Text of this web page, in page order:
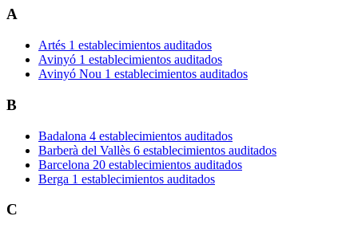
A
Artés 1 establecimientos auditados
Avinyó 1 establecimientos auditados
Avinyó Nou 1 establecimientos auditados
B
Badalona 4 establecimientos auditados
Barberà del Vallès 6 establecimientos auditados
Barcelona 20 establecimientos auditados
Berga 1 establecimientos auditados
C